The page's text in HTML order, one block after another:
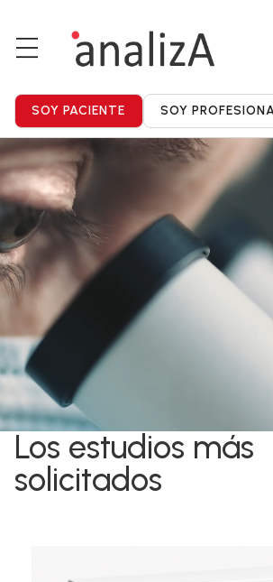
Los estudios más
solicitados